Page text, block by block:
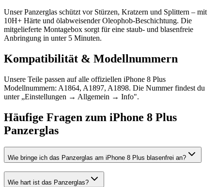
Unser Panzerglas schützt vor Stürzen, Kratzern und Splittern – mit
10H+ Härte und ölabweisender Oleophob-Beschichtung. Die
mitgelieferte Montagebox sorgt für eine staub- und blasenfreie
Anbringung in unter 5 Minuten.
Kompatibilität & Modellnummern
Unsere Teile passen auf alle offiziellen iPhone 8 Plus
Modellnummern: A1864, A1897, A1898. Die Nummer findest du
unter „Einstellungen → Allgemein → Info".
Häufige Fragen zum iPhone 8 Plus
Panzerglas
Wie bringe ich das Panzerglas am iPhone 8 Plus blasenfrei an?
Wie hart ist das Panzerglas?